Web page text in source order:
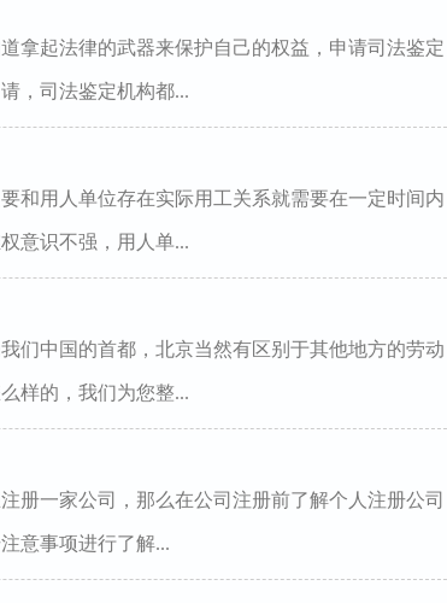
拿起法律的武器来保护自己的权益，申请司法鉴定
，司法鉴定机构都...
和用人单位存在实际用工关系就需要在一定时间内
意识不强，用人单...
们中国的首都，北京当然有区别于其他地方的劳动
样的，我们为您整...
册一家公司，那么在公司注册前了解个人注册公司
意事项进行了解...